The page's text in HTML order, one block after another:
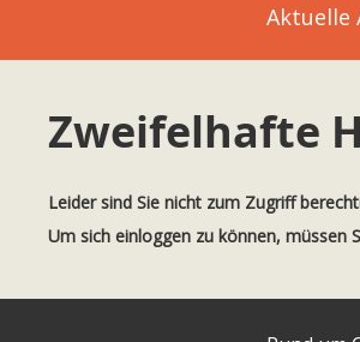
Aktuelle
Zweifelhafte
Leider sind Sie nicht zum Zugriff
Um sich einloggen zu können, müssen